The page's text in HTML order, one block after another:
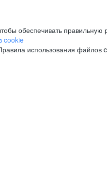
обеспечивать правильную
cookie
использования файлов